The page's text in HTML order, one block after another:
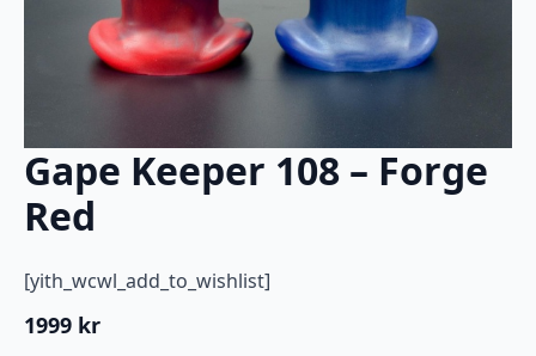
Gape Keeper 108 – Forge
Red
[yith_wcwl_add_to_wishlist]
1999 kr